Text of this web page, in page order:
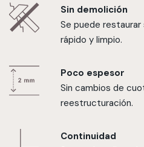
Sin demolición
Se puede
rápido y limpio.
Poco espesor
Sin cambios de
reestructuración.
Continuidad